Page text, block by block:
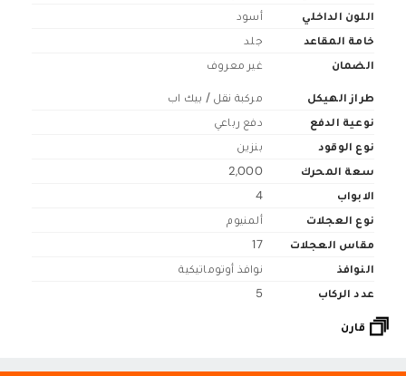
اللون الداخلي
أسود
خامة المقاعد
جلد
الضمان
غير معروف
طراز الهيكل
مركبة نقل / بيك اب
نوعية الدفع
دفع رباعي
نوع الوقود
بنزين
سعة المحرك
2,000
الابواب
4
نوع العجلات
ألمنيوم
مقاس العجلات
17
النوافذ
نوافذ أوتوماتيكية
عدد الركاب
5
قارن